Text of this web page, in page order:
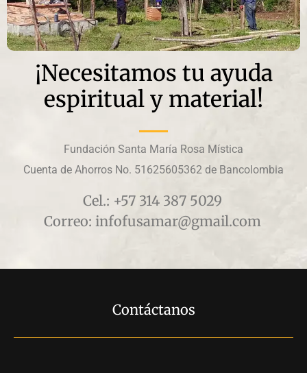
¡Necesitamos tu ayuda
espiritual y material!
Fundación Santa María Rosa Mística
Cuenta de Ahorros No. 51625605362 de Bancolombia
Cel.: +57 314 387 5029
Correo: infofusamar@gmail.com
Contáctanos